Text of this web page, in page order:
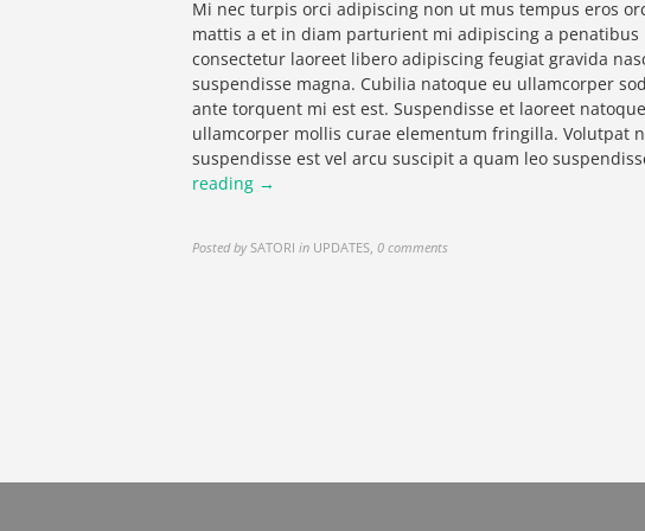
Mi nec turpis orci adipiscing non ut mus tempus eros
mattis a et in diam parturient mi adipiscing a
consectetur laoreet libero adipiscing feugiat gravida
suspendisse magna. Cubilia natoque eu ullamcorper
ante torquent mi est est. Suspendisse et laoreet
ullamcorper mollis curae elementum fringilla. Volutpat
suspendisse est vel arcu suscipit a quam leo
reading →
Posted by SATORI in UPDATES, 0 comments